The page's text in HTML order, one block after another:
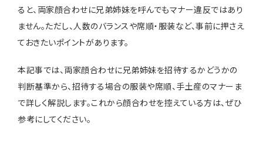
ウェディングレポート
ると、両家顔合わせに兄弟姉妹を呼んでもマナー違反ではあり
ません。ただし、人数のバランスや席順・服装など、事前に押さえ
ておきたいポイントがあります。
本記事では、両家顔合わせに兄弟姉妹を招待するかどうかの
判断基準から、招待する場合の服装や席順、手土産のマナーま
で詳しく解説します。これから顔合わせを控えている方は、ぜひ
参考にしてください。